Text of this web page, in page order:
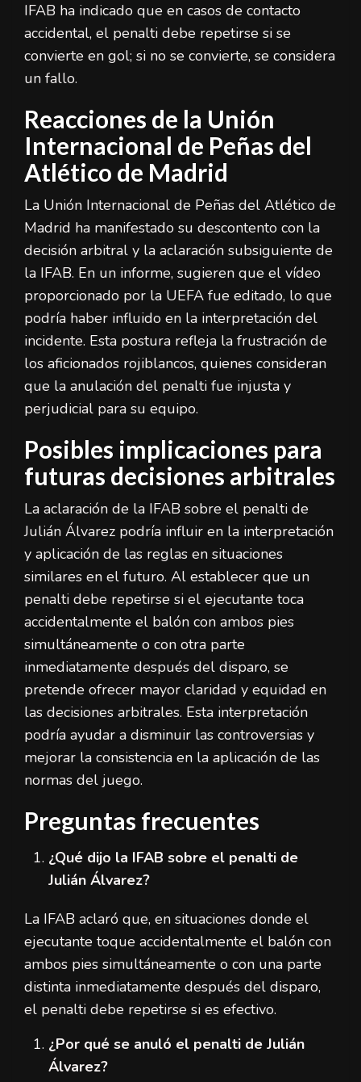
IFAB ha indicado que en casos de contacto
accidental, el penalti debe repetirse si se
convierte en gol; si no se convierte, se considera
un fallo.
Reacciones de la Unión
Internacional de Peñas del
Atlético de Madrid
La Unión Internacional de Peñas del Atlético de
Madrid ha manifestado su descontento con la
decisión arbitral y la aclaración subsiguiente de
la IFAB. En un informe, sugieren que el vídeo
proporcionado por la UEFA fue editado, lo que
podría haber influido en la interpretación del
incidente. Esta postura refleja la frustración de
los aficionados rojiblancos, quienes consideran
que la anulación del penalti fue injusta y
perjudicial para su equipo.
Posibles implicaciones para
futuras decisiones arbitrales
La aclaración de la IFAB sobre el penalti de
Julián Álvarez podría influir en la interpretación
y aplicación de las reglas en situaciones
similares en el futuro. Al establecer que un
penalti debe repetirse si el ejecutante toca
accidentalmente el balón con ambos pies
simultáneamente o con otra parte
inmediatamente después del disparo, se
pretende ofrecer mayor claridad y equidad en
las decisiones arbitrales. Esta interpretación
podría ayudar a disminuir las controversias y
mejorar la consistencia en la aplicación de las
normas del juego.
Preguntas frecuentes
¿Qué dijo la IFAB sobre el penalti de
Julián Álvarez?
La IFAB aclaró que, en situaciones donde el
ejecutante toque accidentalmente el balón con
ambos pies simultáneamente o con una parte
distinta inmediatamente después del disparo,
el penalti debe repetirse si es efectivo.
¿Por qué se anuló el penalti de Julián
Álvarez?